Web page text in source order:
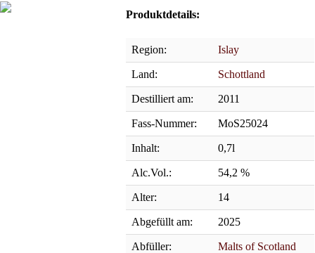
Produktdetails:
Region: Islay
Land: Schottland
Destilliert am: 2011
Fass-Nummer: MoS25024
Inhalt: 0,7l
Alc.Vol.: 54,2 %
Alter: 14
Abgefüllt am: 2025
Abfüller: Malts of Scotland